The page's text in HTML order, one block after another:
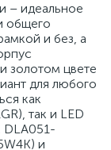
– идеальное
общего
и без, а
золотом цвете
для любого
как
так и LED
DLA051-
и